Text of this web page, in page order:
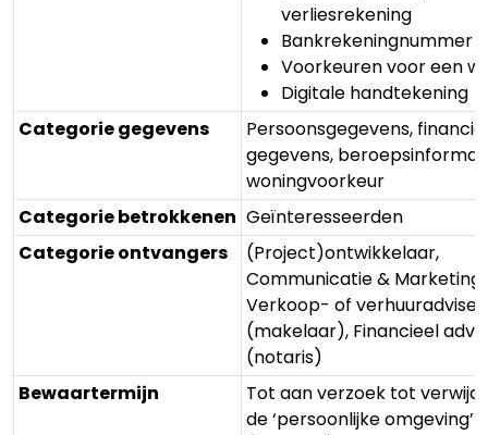
verliesrekening
Bankrekeningnummer /
Voorkeuren voor een
Digitale handtekening
Categorie gegevens
Persoonsgegevens,
gegevens,
woningvoorkeur
Categorie betrokkenen Geïnteresseerden
Categorie ontvangers
(Project)ontwikkelaar,
Communicatie &
Verkoop- of
(makelaar), Financieel
(notaris)
Bewaartermijn
Tot aan verzoek tot
de ‘persoonlijke omgeving’